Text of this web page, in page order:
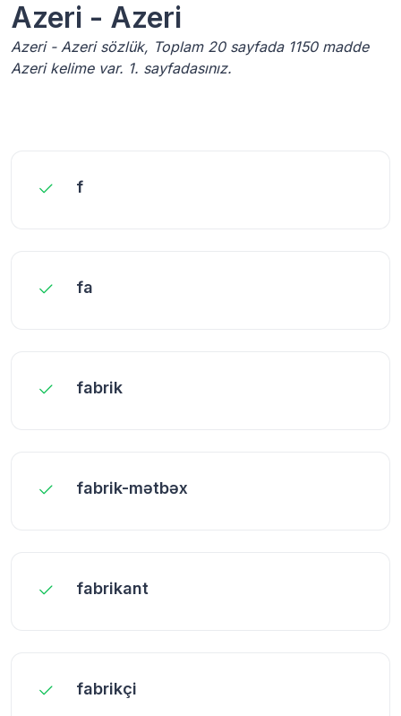
Azeri - Azeri
Azeri - Azeri sözlük, Toplam 20 sayfada 1150 madde
Azeri kelime var. 1. sayfadasınız.
f
fa
fabrik
fabrik-mətbəx
fabrikant
fabrikçi